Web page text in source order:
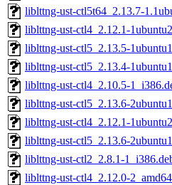
liblttng-ust-ctl5t64_2.13.7-
liblttng-ust-ctl4_2.12.1-
liblttng-ust-ctl5_2.13.5-
liblttng-ust-ctl5_2.13.4-
liblttng-ust-ctl4_2.10.5-
liblttng-ust-ctl5_2.13.6-
liblttng-ust-ctl4_2.12.1-
liblttng-ust-ctl5_2.13.6-
liblttng-ust-ctl2_2.8.1-
liblttng-ust-ctl4_2.12.0-